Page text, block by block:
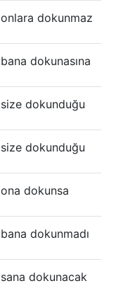
onlara dokunmaz
bana dokunasına
size dokunduğu
size dokunduğu
ona dokunsa
bana dokunmadı
sana dokunacak